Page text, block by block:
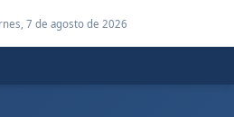
7 de agosto de 2026